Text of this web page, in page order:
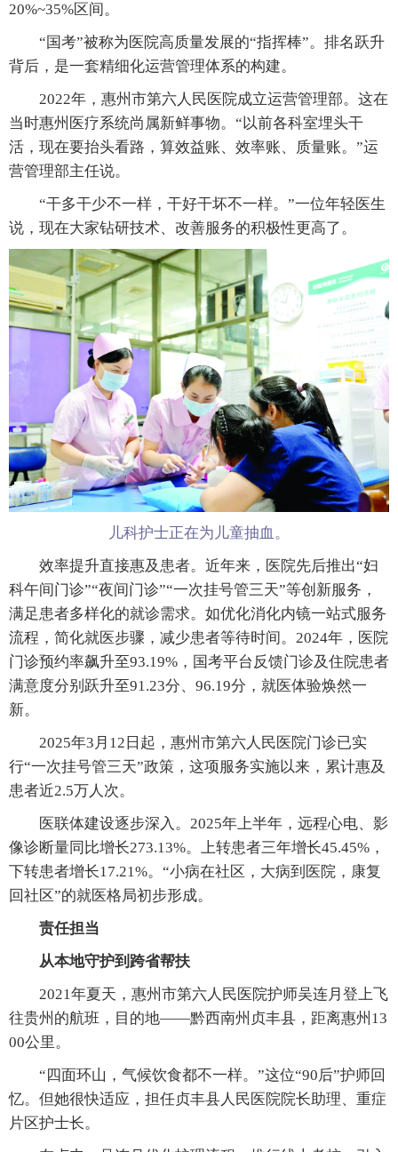
20%~35%区间。
“国考”被称为医院高质量发展的“指挥棒”。排名跃升
背后，是一套精细化运营管理体系的构建。
2022年，惠州市第六人民医院成立运营管理部。这在
当时惠州医疗系统尚属新鲜事物。“以前各科室埋头干
活，现在要抬头看路，算效益账、效率账、质量账。”运
营管理部主任说。
“干多干少不一样，干好干坏不一样。”一位年轻医生
说，现在大家钻研技术、改善服务的积极性更高了。
儿科护士正在为儿童抽血。
效率提升直接惠及患者。近年来，医院先后推出“妇
科午间门诊”“夜间门诊”“一次挂号管三天”等创新服务，
满足患者多样化的就诊需求。如优化消化内镜一站式服务
流程，简化就医步骤，减少患者等待时间。2024年，医院
门诊预约率飙升至93.19%，国考平台反馈门诊及住院患者
满意度分别跃升至91.23分、96.19分，就医体验焕然一
新。
2025年3月12日起，惠州市第六人民医院门诊已实
行“一次挂号管三天”政策，这项服务实施以来，累计惠及
患者近2.5万人次。
医联体建设逐步深入。2025年上半年，远程心电、影
像诊断量同比增长273.13%。上转患者三年增长45.45%，
下转患者增长17.21%。“小病在社区，大病到医院，康复
回社区”的就医格局初步形成。
责任担当
从本地守护到跨省帮扶
2021年夏天，惠州市第六人民医院护师吴连月登上飞
往贵州的航班，目的地——黔西南州贞丰县，距离惠州13
00公里。
“四面环山，气候饮食都不一样。”这位“90后”护师回
忆。但她很快适应，担任贞丰县人民医院院长助理、重症
片区护士长。